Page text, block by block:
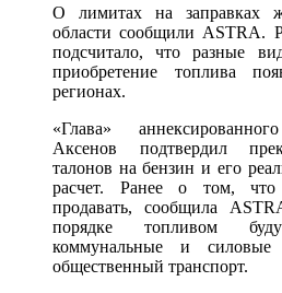
О лимитах на заправках
области сообщили ASTRA.
подсчитало, что разные
приобретение топлива
регионах.
«Глава»
Аксенов подтвердил
талонов на бензин и его
расчет. Ранее о том, что
продавать, сообщила
порядке топливом
коммунальные и
общественный транспорт.